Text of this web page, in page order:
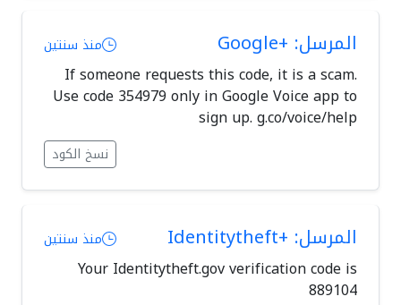
المرسل: +Google منذ سنتين
If someone requests this code, it is a scam.
Use code 354979 only in Google Voice app to
sign up. g.co/voice/help
نسخ الكود
المرسل: +Identitytheft منذ سنتين
Your Identitytheft.gov verification code is
889104